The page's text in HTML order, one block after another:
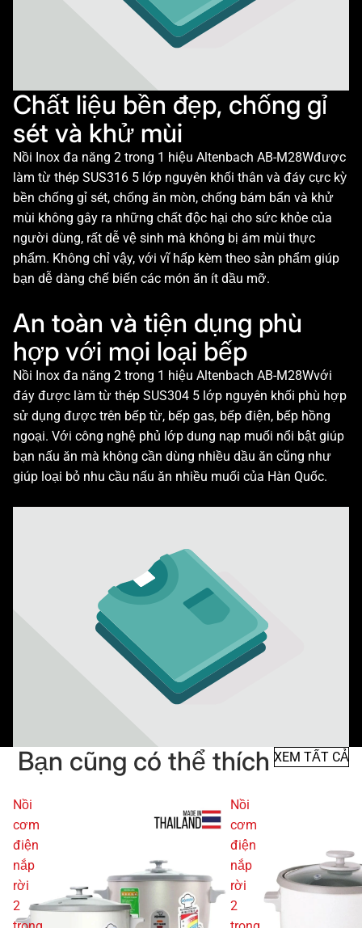
Chất liệu bền đẹp, chống gỉ
sét và khử mùi
Nồi Inox đa năng 2 trong 1 hiệu Altenbach AB-M28Wđược
làm từ thép SUS316 5 lớp nguyên khối thân và đáy cực kỳ
bền chống gỉ sét, chống ăn mòn, chống bám bẩn và khử
mùi không gây ra những chất độc hại cho sức khỏe của
người dùng, rất dễ vệ sinh mà không bị ám mùi thực
phẩm. Không chỉ vậy, với vĩ hấp kèm theo sản phẩm giúp
bạn dễ dàng chế biến các món ăn ít dầu mỡ.
An toàn và tiện dụng phù
hợp với mọi loại bếp
Nồi Inox đa năng 2 trong 1 hiệu Altenbach AB-M28Wvới
đáy được làm từ thép SUS304 5 lớp nguyên khối phù hợp
sử dụng được trên bếp từ, bếp gas, bếp điện, bếp hồng
ngoại. Với công nghệ phủ lớp dung nạp muối nổi bật giúp
bạn nấu ăn mà không cần dùng nhiều dầu ăn cũng như
giúp loại bỏ nhu cầu nấu ăn nhiều muối của Hàn Quốc.
Bạn cũng có thể thích XEM TẤT CẢ
Nồi
cơm
điện
nắp
rời
2
Nồi
cơm
điện
nắp
rời
2